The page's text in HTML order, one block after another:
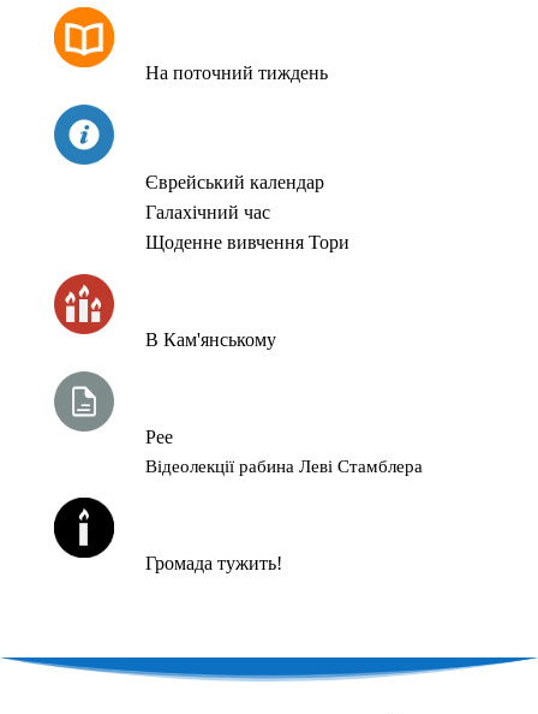
На поточний тиждень
Єврейський календар
Галахічний час
Щоденне вивчення Тори
В Кам'янському
Рее
Відеолекції рабина Леві Стамблера
Громада тужить!